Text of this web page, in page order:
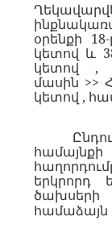
օրենքի
կետով և
կետով ,
մասին >>
կետով ,
երկրորդ
համաձայն